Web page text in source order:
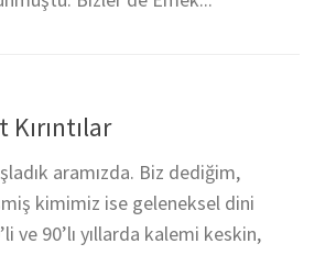
aramızda. Biz dediğim,
kimimiz ise geleneksel dini
ve 90’lı yıllarda kalemi keskin,